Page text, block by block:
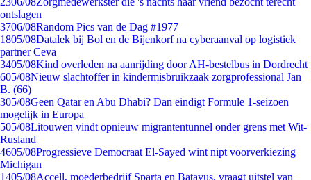
ontslagen
3706/08Random Pics van de Dag #1977
1805/08Datalek bij Bol en de Bijenkorf na cyberaanval op logistiek
partner Ceva
3405/08Kind overleden na aanrijding door AH-bestelbus in Dordrecht
605/08Nieuw slachtoffer in kindermisbruikzaak zorgprofessional Jan
B. (66)
305/08Geen Qatar en Abu Dhabi? Dan eindigt Formule 1-seizoen
mogelijk in Europa
505/08Litouwen vindt opnieuw migrantentunnel onder grens met Wit-
Rusland
4605/08Progressieve Democraat El-Sayed wint nipt voorverkiezing
Michigan
1405/08Accell, moederbedrijf Sparta en Batavus, vraagt uitstel van